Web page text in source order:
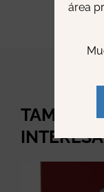
TAMBIÉN
área